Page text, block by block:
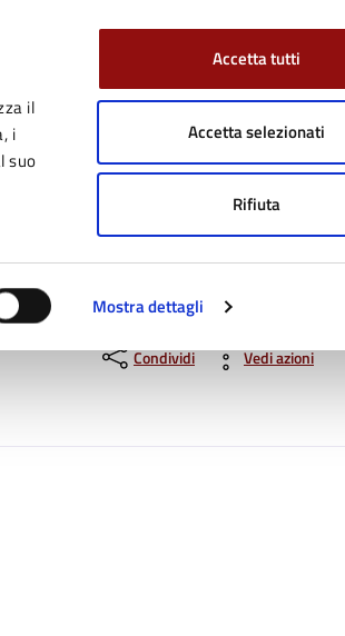
il
i
suo
Mostra dettagli
Accetta tutti
Accetta selezionati
Rifiuta
su: TwitterYouTube Cerca:
Tutti gli
Condividi Vedi azioni